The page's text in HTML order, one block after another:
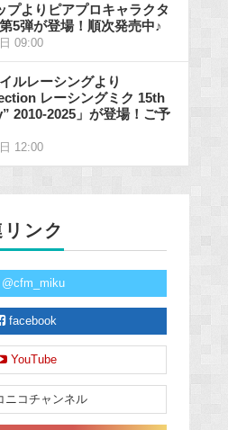
プよりピアプロキャラクタ
5弾が登場！順次発売中♪
09:00
ルレーシングより
レーシングミク 15th
2010-2025」が登場！ご予
12:00
ンク
facebook
YouTube
ニコチャンネル